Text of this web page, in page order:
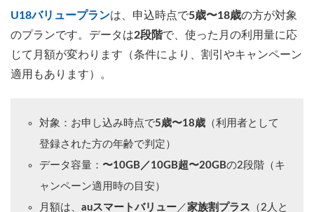
U18バリュープランは、申込時点で5歳〜18歳の方が対象
のプランです。データは2段階で、使った月の利用量に応
じて月額が変わります（条件により、割引やキャンペーン
適用もあります）。
対象：お申し込み時点で5歳〜18歳 （利用者として
登録された方の年齢で判定）
データ容量： 〜10GB／10GB超〜20GBの2段階（キ
ャンペーン適用時の目安）
月額は、 auスマートバリュー／家族割プラス （2人と